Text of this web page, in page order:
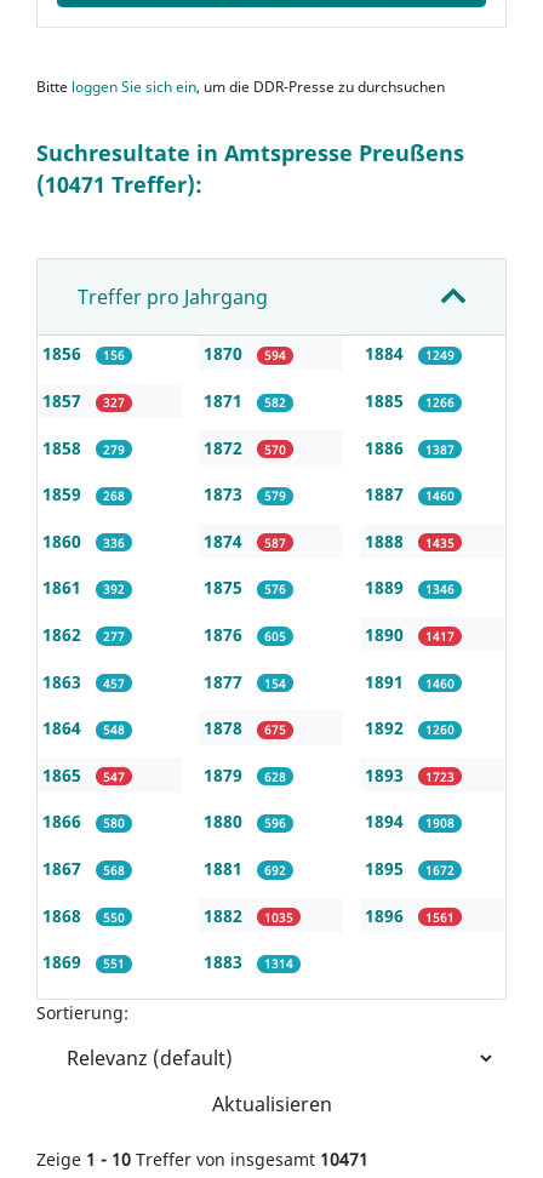
Bitte loggen Sie sich ein, um die DDR-Presse zu durchsuchen
Suchresultate in Amtspresse Preußens
(10471 Treffer):
Treffer pro Jahrgang
1856 156
1857 327
1858 279
1859 268
1860 336
1861 392
1862 277
1863 457
1864 548
1865 547
1866 580
1867 568
1868 550
1869 551
1870 594
1871 582
1872 570
1873 579
1874 587
1875 576
1876 605
1877 154
1878 675
1879 628
1880 596
1881 692
1882 1035
1883 1314
1884 1249
1885 1266
1886 1387
1887 1460
1888 1435
1889 1346
1890 1417
1891 1460
1892 1260
1893 1723
1894 1908
1895 1672
1896 1561
Sortierung:
Aktualisieren
Zeige 1 - 10 Treffer von insgesamt 10471